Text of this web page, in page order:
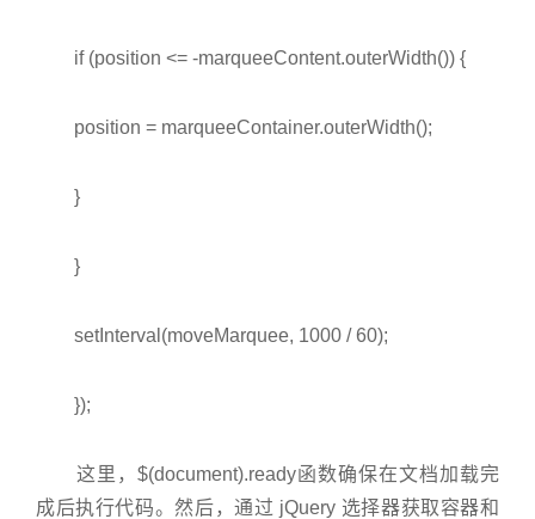
if (position <= -marqueeContent.outerWidth()) {
position = marqueeContainer.outerWidth();
}
}
setInterval(moveMarquee, 1000 / 60);
});
这里，$(document).ready函数确保在文档加载完
成后执行代码。然后，通过 jQuery 选择器获取容器和